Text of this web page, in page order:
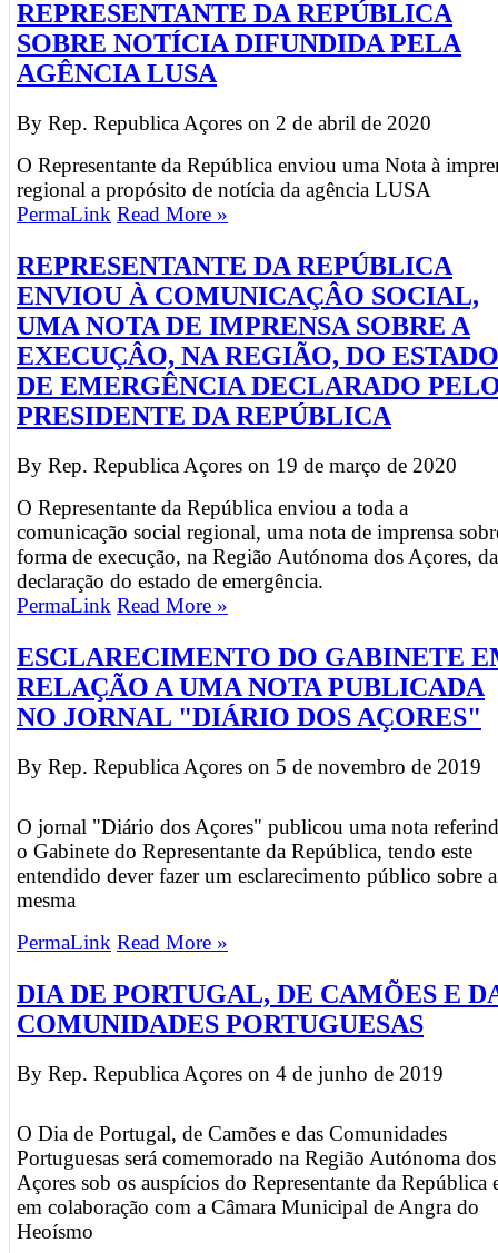
REPRESENTANTE DA REPÚBLICA
SOBRE NOTÍCIA DIFUNDIDA PELA
AGÊNCIA LUSA
By Rep. Republica Açores on 2 de abril de 2020
O Representante da República enviou uma Nota à
regional a propósito de notícia da agência LUSA
PermaLink Read More »
REPRESENTANTE DA REPÚBLICA
ENVIOU À COMUNICAÇÂO SOCIAL,
UMA NOTA DE IMPRENSA SOBRE A
EXECUÇÂO, NA REGIÃO, DO ESTADO
DE EMERGÊNCIA DECLARADO
PRESIDENTE DA REPÚBLICA
By Rep. Republica Açores on 19 de março de 2020
O Representante da República enviou a toda a
comunicação social regional, uma nota de imprensa
forma de execução, na Região Autónoma dos Açores, da
declaração do estado de emergência.
PermaLink Read More »
ESCLARECIMENTO DO GABINETE
RELAÇÃO A UMA NOTA PUBLICADA
NO JORNAL "DIÁRIO DOS AÇORES"
By Rep. Republica Açores on 5 de novembro de 2019
O jornal "Diário dos Açores" publicou uma nota
o Gabinete do Representante da República, tendo este
entendido dever fazer um esclarecimento público sobre a
mesma
PermaLink Read More »
DIA DE PORTUGAL, DE CAMÕES E
COMUNIDADES PORTUGUESAS
By Rep. Republica Açores on 4 de junho de 2019
O Dia de Portugal, de Camões e das Comunidades
Portuguesas será comemorado na Região Autónoma dos
Açores sob os auspícios do Representante da República
em colaboração com a Câmara Municipal de Angra do
Heoísmo